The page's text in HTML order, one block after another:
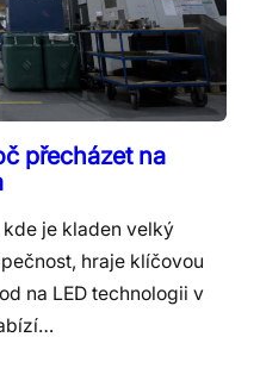
přecházet na
je kladen velký
hraje klíčovou
na LED technologii v